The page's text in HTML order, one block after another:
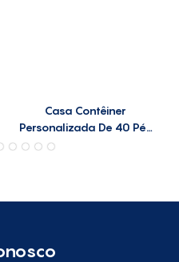
Casa Contêiner
Personalizada De 40 Pés